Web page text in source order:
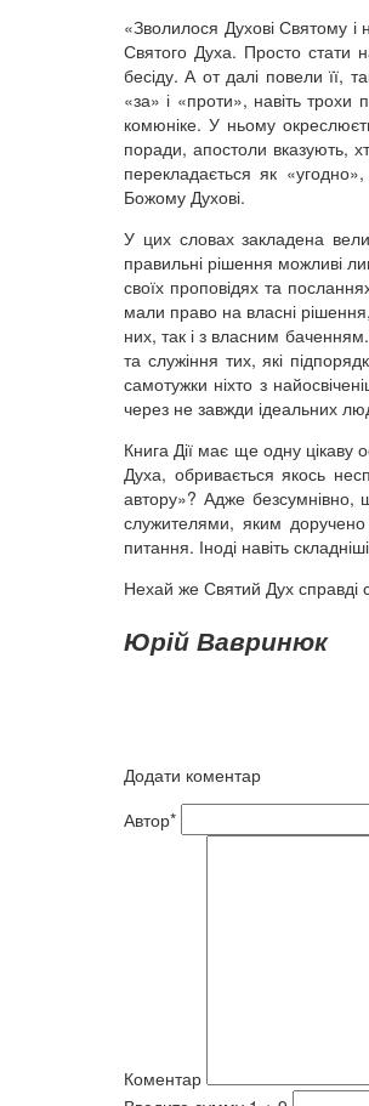
«Зволилося Духові Святому
Святого Духа. Просто стати
бесіду. А от далі повели її,
«за» і «проти», навіть трохи
комюніке. У ньому
поради, апостоли вказують,
перекладається як
Божому Духові.
У цих словах закладена
правильні рішення можливі
своїх проповідях та
мали право на власні
них, так і з власним
та служіння тих, які
самотужки ніхто з
через не завжди ідеальних
Книга Дії має ще одну цікаву
Духа, обривається якось
автору»? Адже безсумнівно,
служителями, яким доручено
питання. Іноді навіть
Нехай же Святий Дух справді
Юрій Вавринюк
Додати коментар
Автор*
Коментар